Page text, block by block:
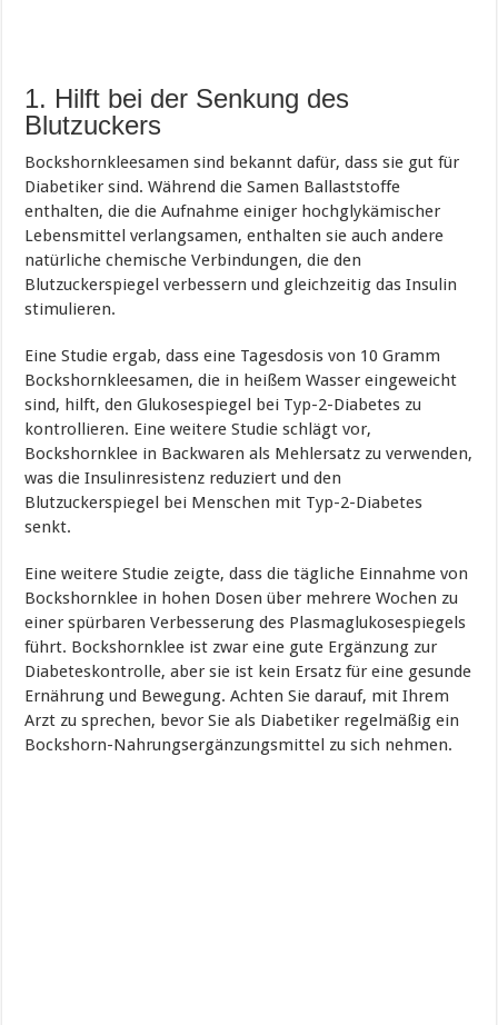
1. Hilft bei der Senkung des
Blutzuckers
Bockshornkleesamen sind bekannt dafür, dass sie gut für
Diabetiker sind. Während die Samen Ballaststoffe
enthalten, die die Aufnahme einiger hochglykämischer
Lebensmittel verlangsamen, enthalten sie auch andere
natürliche chemische Verbindungen, die den
Blutzuckerspiegel verbessern und gleichzeitig das Insulin
stimulieren.
Eine Studie ergab, dass eine Tagesdosis von 10 Gramm
Bockshornkleesamen, die in heißem Wasser eingeweicht
sind, hilft, den Glukosespiegel bei Typ-2-Diabetes zu
kontrollieren. Eine weitere Studie schlägt vor,
Bockshornklee in Backwaren als Mehlersatz zu verwenden,
was die Insulinresistenz reduziert und den
Blutzuckerspiegel bei Menschen mit Typ-2-Diabetes
senkt.
Eine weitere Studie zeigte, dass die tägliche Einnahme von
Bockshornklee in hohen Dosen über mehrere Wochen zu
einer spürbaren Verbesserung des Plasmaglukosespiegels
führt. Bockshornklee ist zwar eine gute Ergänzung zur
Diabeteskontrolle, aber sie ist kein Ersatz für eine gesunde
Ernährung und Bewegung. Achten Sie darauf, mit Ihrem
Arzt zu sprechen, bevor Sie als Diabetiker regelmäßig ein
Bockshorn-Nahrungsergänzungsmittel zu sich nehmen.